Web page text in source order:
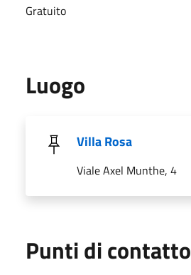
Gratuito
Luogo
Villa Rosa
Viale Axel Munthe, 4
Punti di contatto